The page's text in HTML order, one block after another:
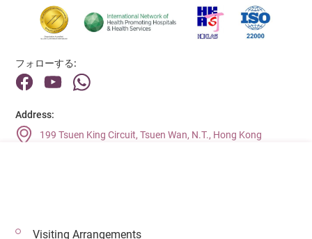
フォローする:
Address:
199 Tsuen King Circuit, Tsuen Wan, N.T., Hong Kong
Visiting Arrangements